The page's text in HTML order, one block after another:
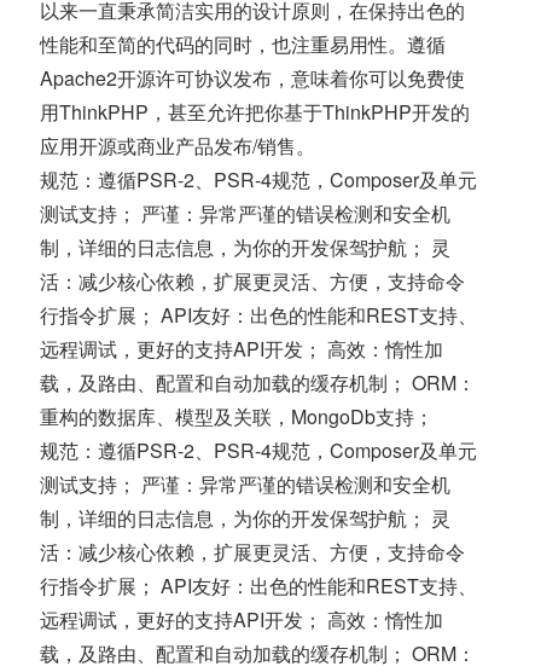
以来一直秉承简洁实用的设计原则，在保持出色的
性能和至简的代码的同时，也注重易用性。遵循
Apache2开源许可协议发布，意味着你可以免费使
用ThinkPHP，甚至允许把你基于ThinkPHP开发的
应用开源或商业产品发布/销售。
规范：遵循PSR-2、PSR-4规范，Composer及单元
测试支持； 严谨：异常严谨的错误检测和安全机
制，详细的日志信息，为你的开发保驾护航； 灵
活：减少核心依赖，扩展更灵活、方便，支持命令
行指令扩展； API友好：出色的性能和REST支持、
远程调试，更好的支持API开发； 高效：惰性加
载，及路由、配置和自动加载的缓存机制； ORM：
重构的数据库、模型及关联，MongoDb支持；
规范：遵循PSR-2、PSR-4规范，Composer及单元
测试支持； 严谨：异常严谨的错误检测和安全机
制，详细的日志信息，为你的开发保驾护航； 灵
活：减少核心依赖，扩展更灵活、方便，支持命令
行指令扩展； API友好：出色的性能和REST支持、
远程调试，更好的支持API开发； 高效：惰性加
载，及路由、配置和自动加载的缓存机制； ORM：